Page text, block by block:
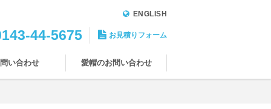
44-5675 お見積りフォーム
い合わせ 愛帽のお問い合わせ
ENGLISH